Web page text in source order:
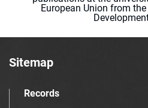
European Union from
Sitemap
Records